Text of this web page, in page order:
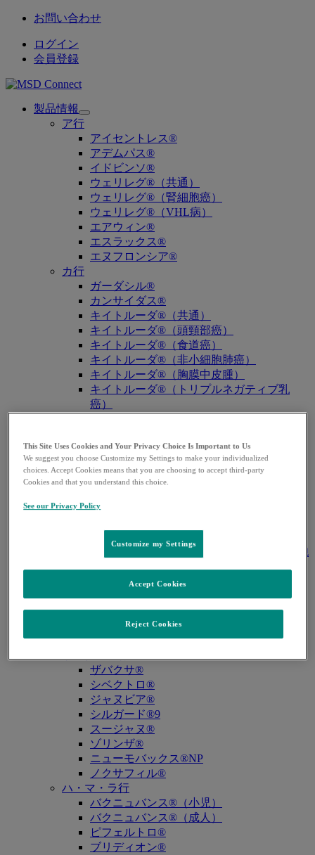
お問い合わせ
ログイン
会員登録
製品情報
Open
submenu
ア行
アイセントレス®
アデムパス®
イドビンソ®
ウェリレグ®（共通）
ウェリレグ®（腎細胞癌）
ウェリレグ®（VHL病）
エアウィン®
エスラックス®
エヌフロンシア®
カ行
ガーダシル®
カンサイダス®
キイトルーダ®（共通）
キイトルーダ®（頭頸部癌）
キイトルーダ®（食道癌）
キイトルーダ®（非小細胞肺癌）
キイトルーダ®（胸膜中皮腫）
キイトルーダ®（トリプルネガティブ乳
癌）
キイトルーダ®（腎細胞癌）
キイトルーダ®（尿路上皮癌）
キイトルーダ®（子宮体癌）
キイトルーダ®（悪性黒色腫）
キイトルーダ®（原発性縦隔大細胞型B細胞
キイトルーダ®（MSI-High固形癌）
キイトルーダ®（MSI-High結腸・直腸癌）
キイトルーダ®（TMB-High固形癌）
キャップバックス®
キュビシン®
ザバクサ®
シベクトロ®
ジャヌビア®
シルガード®9
スージャヌ®
ゾリンザ®
ニューモバックス®NP
ノクサフィル®
ハ・マ・ラ行
バクニュバンス®（小児）
バクニュバンス®（成人）
ピフェルトロ®
ブリディオン®
This Site Uses Cookies and Your Privacy Choice Is Important to Us
We suggest you choose Customize my Settings to make your individualized
choices. Accept Cookies means that you are choosing to accept third-party
Cookies and that you understand this choice.
See our Privacy Policy
Customize my Settings
Reject Cookies
Accept Cookies